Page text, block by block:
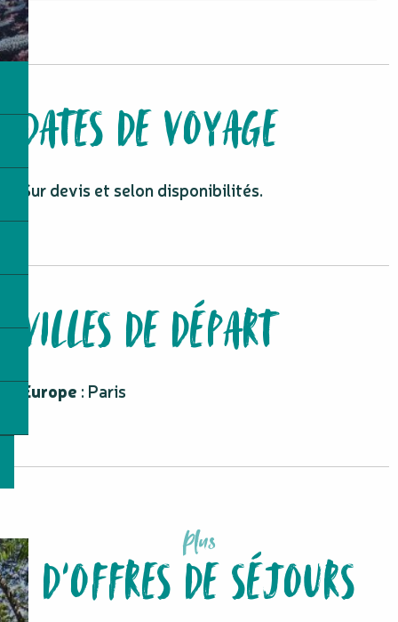
DATES DE VOYAGE
Sur devis et selon disponibilités.
VILLES DE DÉPART
Europe : Paris
Plus
D'OFFRES DE SÉJOURS
Australie Tours